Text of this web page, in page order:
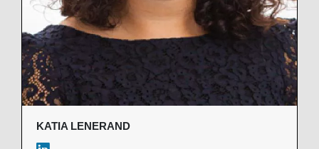
KATIA LENERAND